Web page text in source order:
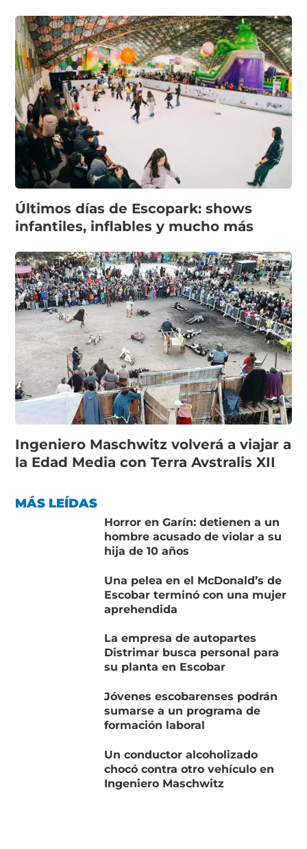
Últimos días de Escopark: shows
infantiles, inflables y mucho más
Ingeniero Maschwitz volverá a viajar a
la Edad Media con Terra Avstralis XII
MÁS LEÍDAS
Horror en Garín: detienen a un
hombre acusado de violar a su
hija de 10 años
Una pelea en el McDonald’s de
Escobar terminó con una mujer
aprehendida
La empresa de autopartes
Distrimar busca personal para
su planta en Escobar
Jóvenes escobarenses podrán
sumarse a un programa de
formación laboral
Un conductor alcoholizado
chocó contra otro vehículo en
Ingeniero Maschwitz